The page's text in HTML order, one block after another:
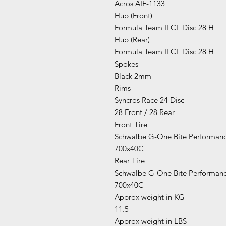
Acros AIF-1133
Hub (Front)
Formula Team II CL Disc 28 H
Hub (Rear)
Formula Team II CL Disc 28 H
Spokes
Black 2mm
Rims
Syncros Race 24 Disc
28 Front / 28 Rear
Front Tire
Schwalbe G-One Bite
700x40C
Rear Tire
Schwalbe G-One Bite
700x40C
Approx weight in KG
11.5
Approx weight in LBS